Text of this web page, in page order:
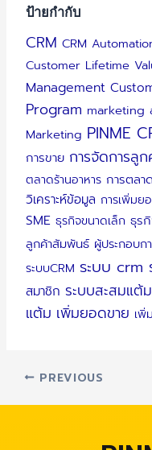
ป้ายกำกับ
CRM CRM
Customer Lifetime
Management
Program marketing
Marketing PINME
การขาย การจัดการลูก
ตลาดร้านอาหาร การตลา
วิเคราะห์ข้อมูล การเพิ่มย
SME ธุรกิจขนาดเล็ก ธุร
ลูกค้าสัมพันธ์ ผู้ประกอบก
ระบบCRM ระบบ crm
สมาชิก ระบบสะสมแต้ม
แต้ม เพิ่มยอดขาย เพิ่
PREVIOUS